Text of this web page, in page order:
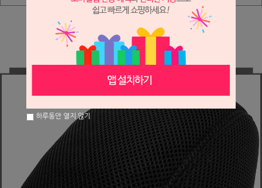
하루동안 열지 않기